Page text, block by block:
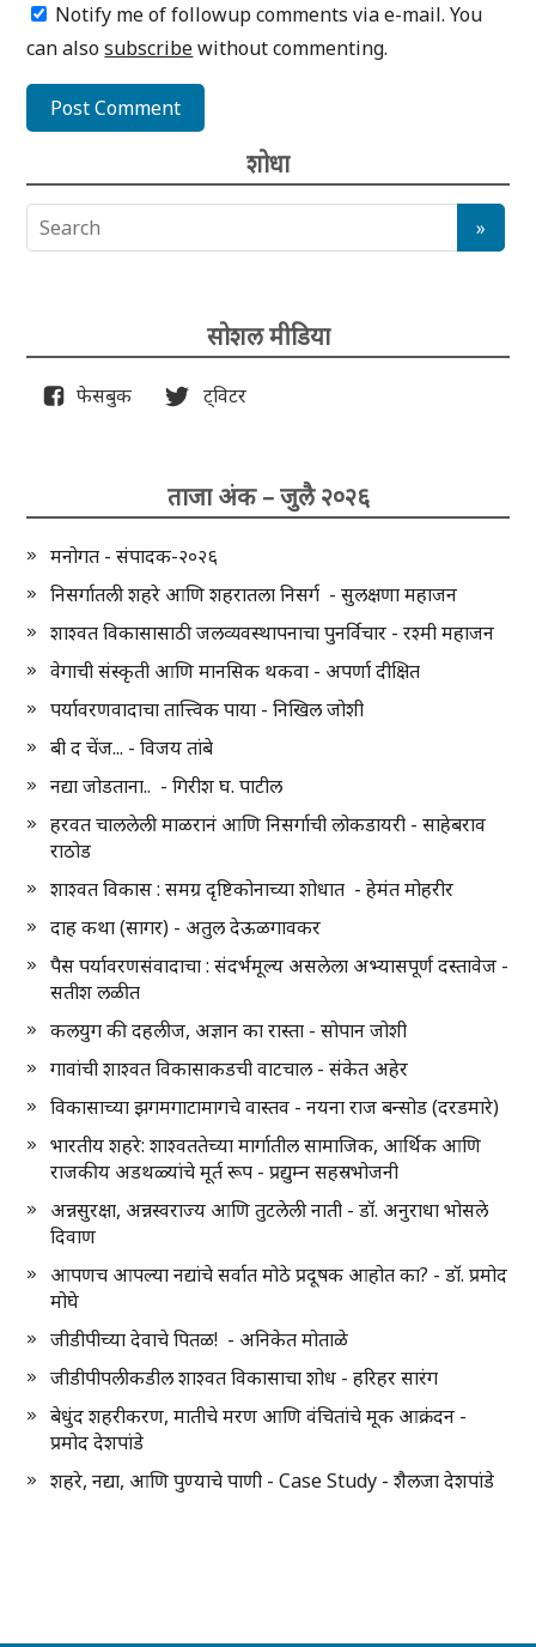
Notify me of followup comments via e-mail. You
can alsosubscribewithout commenting.
शोधा
सोशल मीडिया
फेसबुक ट्विटर
ताजा अंक – जुलै २०२६
मनोगत - संपादक-२०२६
निसर्गातली शहरे आणि शहरातला निसर्ग - सुलक्षणा महाजन
शाश्वत विकासासाठी जलव्यवस्थापनाचा पुनर्विचार - रश्मी महाजन
वेगाची संस्कृती आणि मानसिक थकवा - अपर्णा दीक्षित
पर्यावरणवादाचा तात्त्विक पाया - निखिल जोशी
बी द चेंज... - विजय तांबे
नद्या जोडताना.. - गिरीश घ. पाटील
हरवत चाललेली माळरानं आणि निसर्गाची लोकडायरी - साहेबराव
राठोड
शाश्वत विकास : समग्र दृष्टिकोनाच्या शोधात - हेमंत मोहरीर
दाह कथा (सागर) - अतुल देऊळगावकर
पैस पर्यावरणसंवादाचा : संदर्भमूल्य असलेला अभ्यासपूर्ण दस्तावेज -
सतीश लळीत
कलयुग की दहलीज, अज्ञान का रास्ता - सोपान जोशी
गावांची शाश्वत विकासाकडची वाटचाल - संकेत अहेर
विकासाच्या झगमगाटामागचे वास्तव - नयना राज बन्सोड (दरडमारे)
भारतीय शहरे: शाश्वततेच्या मार्गातील सामाजिक, आर्थिक आणि
राजकीय अडथळ्यांचे मूर्त रूप - प्रद्युम्न सहस्रभोजनी
अन्नसुरक्षा, अन्नस्वराज्य आणि तुटलेली नाती - डॉ. अनुराधा भोसले
दिवाण
आपणच आपल्या नद्यांचे सर्वात मोठे प्रदूषक आहोत का? - डॉ. प्रमोद
मोघे
जीडीपीच्या देवाचे पितळ! - अनिकेत मोताळे
जीडीपीपलीकडील शाश्वत विकासाचा शोध - हरिहर सारंग
बेधुंद शहरीकरण, मातीचे मरण आणि वंचितांचे मूक आक्रंदन -
प्रमोद देशपांडे
शहरे, नद्या, आणि पुण्याचे पाणी - Case Study - शैलजा देशपांडे